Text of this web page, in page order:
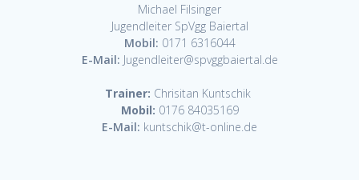
Michael Filsinger
Jugendleiter SpVgg Baiertal
Mobil: 0171 6316044
E-Mail: Jugendleiter@spvggbaiertal.de
Trainer: Chrisitan Kuntschik
Mobil: 0176 84035169
E-Mail: kuntschik@t-online.de